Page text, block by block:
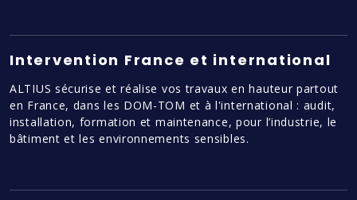
Intervention France et international
ALTIUS sécurise et réalise vos travaux en hauteur partout
en France, dans les DOM-TOM et à l'international : audit,
installation, formation et maintenance, pour l’industrie, le
bâtiment et les environnements sensibles.